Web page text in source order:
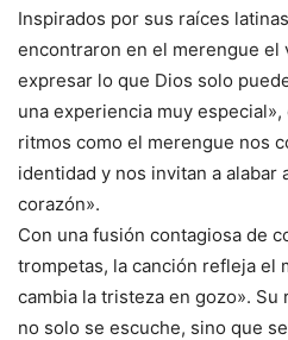
Inspirados por sus raíces
encontraron en el merengue
expresar lo que Dios solo
una experiencia muy
ritmos como el merengue nos
identidad y nos invitan a alabar
corazón».
Con una fusión contagiosa de
trompetas, la canción refleja el
cambia la tristeza en gozo».
no solo se escuche, sino que